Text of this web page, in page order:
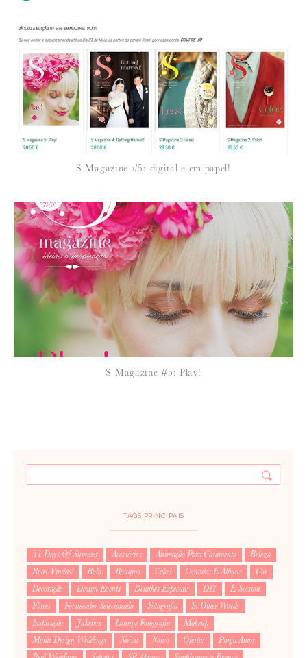
Para saber como tratamos e protegemos os seus dados, leia a nossa
política de privacidade
25 de Outubro de 2011
MOLDEWEDDINGS
Que ilustrações maravilhosas.
S Magazine #5: digital e em papel!
S Magazine #5: Play!
TAGS PRINCIPAIS
31 Days Of Summer Acessórios Animação Para Casamento
Beleza
Boas-Vindas!
Bolo Bouquet Cake! Convites E Álbuns
Cor
Decoração
Design Events Detalhes Especiais DIY
E-Session
Flores
Fornecedor Selecionado Fotografia
In Other Words
Inspiração
Jukebox Lounge Fotografia
Makeup
Molde Design Weddings
Noiva Noivo Ofertas
Pinga Amor